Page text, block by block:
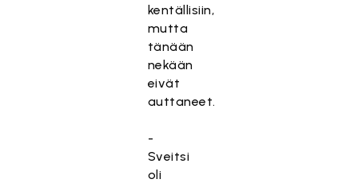
kentällisiin,
mutta
tänään
nekään
eivät
auttaneet.
-
Sveitsi
oli